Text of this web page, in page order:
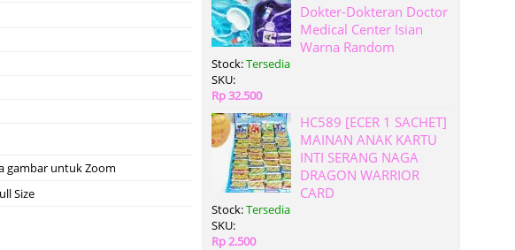
gambar untuk Zoom
Size
Dokter-Dokteran Doctor
Medical Center Isian
Warna Random
Stock:Tersedia
SKU:
Rp 32.500
HC589 [ECER 1 SACHET]
MAINAN ANAK KARTU
INTI SERANG NAGA
DRAGON WARRIOR
CARD
Stock:Tersedia
SKU:
Rp 2.500